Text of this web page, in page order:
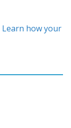
Learn how your